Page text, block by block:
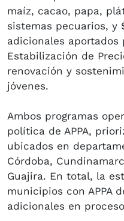
maíz, cacao, papa,
sistemas pecuarios, y
adicionales aportados
Estabilización de
renovación y
jóvenes.
Ambos programas
política de APPA,
ubicados en
Córdoba,
Guajira. En total, la
municipios con APPA
adicionales en